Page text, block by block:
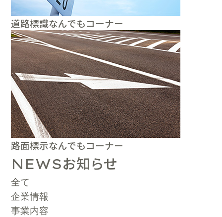
道路標識なんでもコーナー
路面標示なんでもコーナー
NEWSお知らせ
全て
企業情報
事業内容